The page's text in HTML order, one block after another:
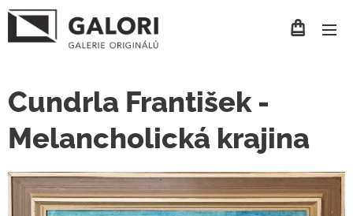
Cundrla František -
Melancholická krajina